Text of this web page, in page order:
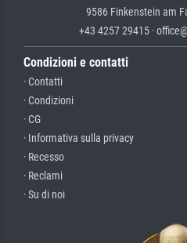
9586 Finkenstein am
+43 4257 29415 ·
Condizioni e contatti
· Contatti
· Condizioni
· CG
· Informativa sulla privacy
· Recesso
· Reclami
· Su di noi